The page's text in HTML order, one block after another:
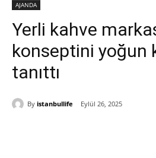
AJANDA
Yerli kahve
konseptini yoğun
tanıttı
By istanbullife Eylül 26, 2025